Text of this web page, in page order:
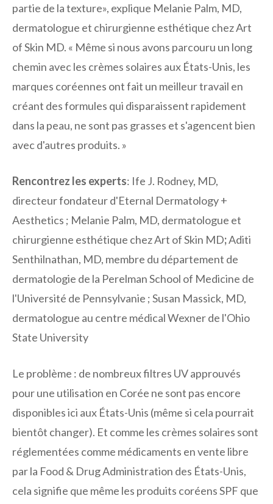
partie de la texture», explique Melanie Palm, MD,
dermatologue et chirurgienne esthétique chez Art
of Skin MD. « Même si nous avons parcouru un long
chemin avec les crèmes solaires aux États-Unis, les
marques coréennes ont fait un meilleur travail en
créant des formules qui disparaissent rapidement
dans la peau, ne sont pas grasses et s'agencent bien
avec d'autres produits. »
Rencontrez les experts: Ife J. Rodney, MD,
directeur fondateur d'Eternal Dermatology +
Aesthetics ; Melanie Palm, MD, dermatologue et
chirurgienne esthétique chez Art of Skin MD;Aditi
Senthilnathan, MD, membre du département de
dermatologie de la Perelman School of Medicine de
l'Université de Pennsylvanie ; Susan Massick, MD,
dermatologue au centre médical Wexner de l'Ohio
State University
Le problème : de nombreux filtres UV approuvés
pour une utilisation en Corée ne sont pas encore
disponibles ici aux États-Unis (même si cela pourrait
bientôt changer). Et comme les crèmes solaires sont
réglementées comme médicaments en vente libre
par la Food & Drug Administration des États-Unis,
cela signifie que même les produits coréens SPF que